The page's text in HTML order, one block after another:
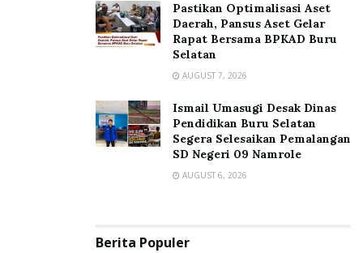
Pastikan Optimalisasi Aset
Daerah, Pansus Aset Gelar
Rapat Bersama BPKAD Buru
Selatan
AUGUST 7, 2026
Ismail Umasugi Desak Dinas
Pendidikan Buru Selatan
Segera Selesaikan Pemalangan
SD Negeri 09 Namrole
AUGUST 6, 2026
Berita Populer